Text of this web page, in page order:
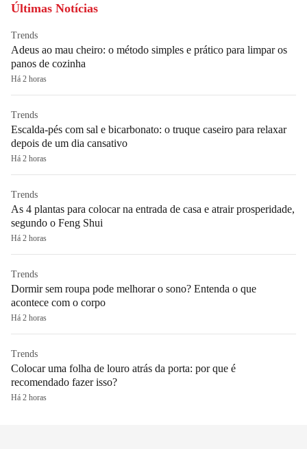
Últimas Notícias
Trends
Adeus ao mau cheiro: o método simples e prático para limpar os
panos de cozinha
Há 2 horas
Trends
Escalda-pés com sal e bicarbonato: o truque caseiro para relaxar
depois de um dia cansativo
Há 2 horas
Trends
As 4 plantas para colocar na entrada de casa e atrair prosperidade,
segundo o Feng Shui
Há 2 horas
Trends
Dormir sem roupa pode melhorar o sono? Entenda o que
acontece com o corpo
Há 2 horas
Trends
Colocar uma folha de louro atrás da porta: por que é
recomendado fazer isso?
Há 2 horas